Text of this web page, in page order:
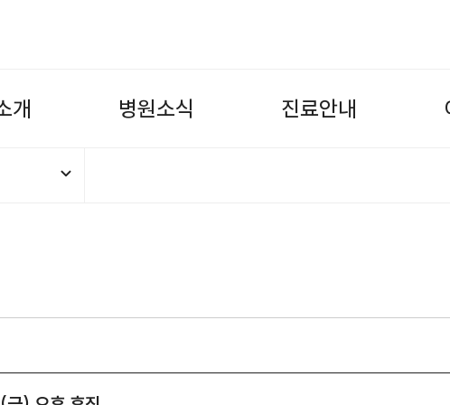
개 병원소식 진료안내
] 내과 최태영과장님 5.18(금),